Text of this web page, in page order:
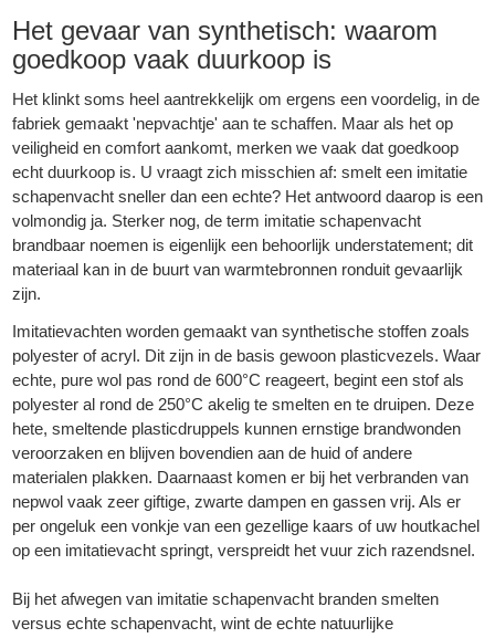
Het gevaar van synthetisch: waarom
goedkoop vaak duurkoop is
Het klinkt soms heel aantrekkelijk om ergens een voordelig, in de
fabriek gemaakt 'nepvachtje' aan te schaffen. Maar als het op
veiligheid en comfort aankomt, merken we vaak dat goedkoop
echt duurkoop is. U vraagt zich misschien af: smelt een imitatie
schapenvacht sneller dan een echte? Het antwoord daarop is een
volmondig ja. Sterker nog, de term imitatie schapenvacht
brandbaar noemen is eigenlijk een behoorlijk understatement; dit
materiaal kan in de buurt van warmtebronnen ronduit gevaarlijk
zijn.
Imitatievachten worden gemaakt van synthetische stoffen zoals
polyester of acryl. Dit zijn in de basis gewoon plasticvezels. Waar
echte, pure wol pas rond de 600°C reageert, begint een stof als
polyester al rond de 250°C akelig te smelten en te druipen. Deze
hete, smeltende plasticdruppels kunnen ernstige brandwonden
veroorzaken en blijven bovendien aan de huid of andere
materialen plakken. Daarnaast komen er bij het verbranden van
nepwol vaak zeer giftige, zwarte dampen en gassen vrij. Als er
per ongeluk een vonkje van een gezellige kaars of uw houtkachel
op een imitatievacht springt, verspreidt het vuur zich razendsnel.
Bij het afwegen van imitatie schapenvacht branden smelten
versus echte schapenvacht, wint de echte natuurlijke